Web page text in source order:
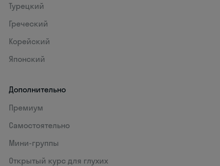
Турецкий
Греческий
Корейский
Японский
Дополнительно
Премиум
Самостоятельно
Мини-группы
Открытый курс для глухих